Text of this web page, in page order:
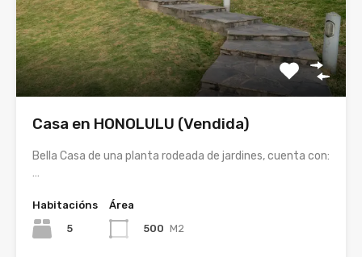
Casa en HONOLULU (Vendida)
Bella Casa de una planta rodeada de jardines, cuenta con:
…
Habitacións
5
Área
500 M2